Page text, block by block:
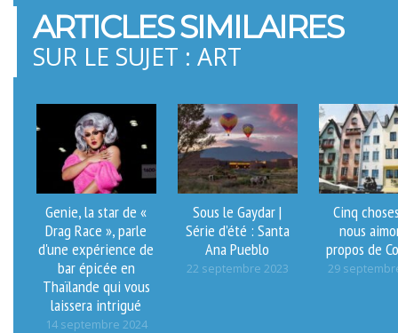
ARTICLES SIMILAIRES
SUR LE SUJET : ART
Genie, la star de «
Drag Race », parle
d'une expérience de
bar épicée en
Thaïlande qui vous
laissera intrigué
14 septembre 2024
Sous le Gaydar |
Série d’été : Santa
Ana Pueblo
22 septembre 2023
Cinq
nous
propos de
29